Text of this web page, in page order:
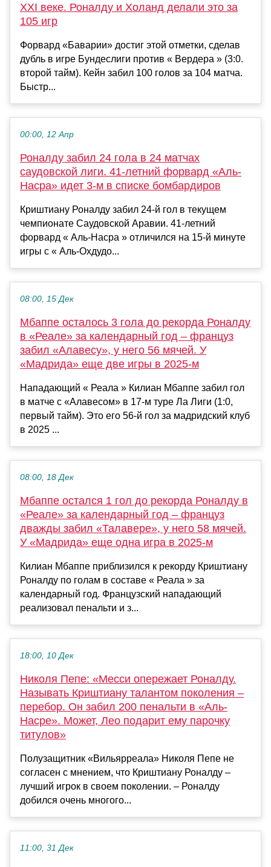
XXI веке. Роналду и Холанд делали это за
105 игр
Форвард «Баварии» достиг этой отметки, сделав
дубль в игре Бундеслиги против « Вердера » (3:0.
второй тайм). Кейн забил 100 голов за 104 матча.
Быстр...
00:00, 12 Апр
Роналду забил 24 гола в 24 матчах
саудовской лиги. 41-летний форвард «Аль-
Насра» идет 3-м в списке бомбардиров
Криштиану Роналду забил 24-й гол в текущем
чемпионате Саудовской Аравии. 41-летний
форвард « Аль-Насра » отличился на 15-й минуте
игры с « Аль-Охдудо...
08:00, 15 Дек
Мбаппе осталось 3 гола до рекорда Роналду
в «Реале» за календарный год – француз
забил «Алавесу», у него 56 мячей. У
«Мадрида» еще две игры в 2025-м
Нападающий « Реала » Килиан Мбаппе забил гол
в матче с «Алавесом» в 17-м туре Ла Лиги (1:0,
первый тайм). Это его 56-й гол за мадридский клуб
в 2025 ...
08:00, 18 Дек
Мбаппе осталcя 1 гол до рекорда Роналду в
«Реале» за календарный год – француз
дважды забил «Талавере», у него 58 мячей.
У «Мадрида» еще одна игра в 2025-м
Килиан Мбаппе приблизился к рекорду Криштиану
Роналду по голам в составе « Реала » за
календарный год. Французский нападающий
реализовал пенальти и з...
18:00, 10 Дек
Николя Пепе: «Месси опережает Роналду.
Называть Криштиану талантом поколения –
перебор. Он забил 200 пенальти в «Аль-
Насре». Может, Лео подарит ему парочку
титулов»
Полузащитник «Вильярреала» Николя Пепе не
согласен с мнением, что Криштиану Роналду –
лучший игрок в своем поколении. – Роналду
добился очень многого...
11:00, 31 Дек